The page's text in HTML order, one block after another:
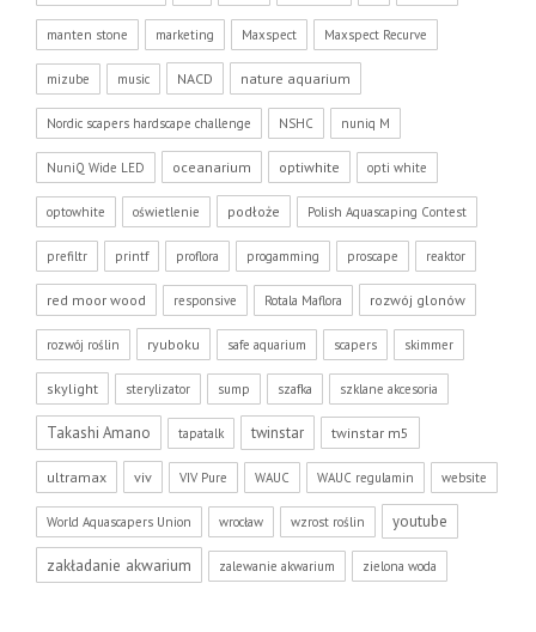
manten stone marketing Maxspect Maxspect Recurve
mizube music NACD nature aquarium
Nordic scapers hardscape challenge NSHC nuniq M
NuniQ Wide LED oceanarium optiwhite opti white
optowhite oświetlenie podłoże Polish Aquascaping Contest
prefiltr printf proflora progamming proscape reaktor
red moor wood responsive Rotala Maflora rozwój glonów
rozwój roślin ryuboku safe aquarium scapers skimmer
skylight sterylizator sump szafka szklane akcesoria
Takashi Amano tapatalk twinstar twinstar m5
ultramax viv VIV Pure WAUC WAUC regulamin website
World Aquascapers Union wrocław wzrost roślin youtube
zakładanie akwarium zalewanie akwarium zielona woda